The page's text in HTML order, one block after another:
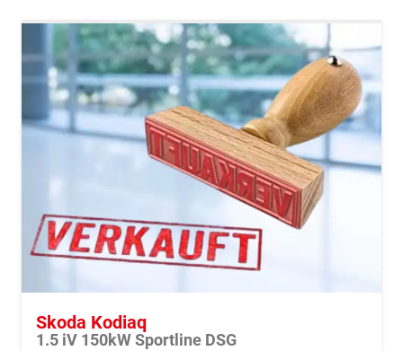
Skoda Kodiaq
1.5 iV 150kW Sportline DSG